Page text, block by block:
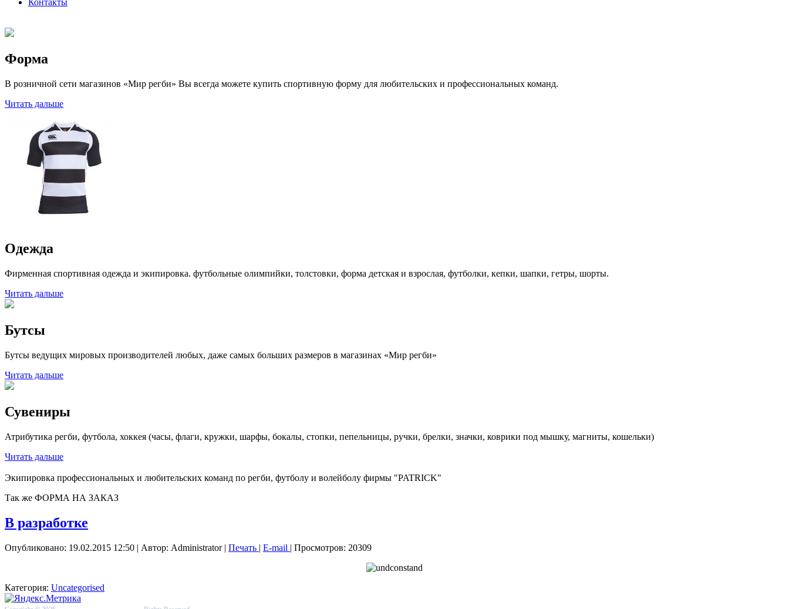
Контакты
Форма
В розничной сети магазинов «Мир регби» Вы всегда можете купить спортивную форму для любительских и профессиональных команд.
Читать дальше
Одежда
Фирменная спортивная одежда и экипировка. футбольные олимпийки, толстовки, форма детская и взрослая, футболки, кепки, шапки, гетры, шорты.
Читать дальше
Бутсы
Бутсы ведущих мировых производителей любых, даже самых больших размеров в магазинах «Мир регби»
Читать дальше
Сувениры
Атрибутика регби, футбола, хоккея (часы, флаги, кружки, шарфы, бокалы, стопки, пепельницы, ручки, брелки, значки, коврики под мышку, магниты, кошельки)
Читать дальше
Экипировка профессиональных и любительских команд по регби, футболу и волейболу фирмы "PATRICK"
Так же ФОРМА НА ЗАКАЗ
В разработке
Опубликовано: 19.02.2015 12:50 | Автор: Administrator| Печать | E-mail | Просмотров: 20309
Категория: Uncategorised